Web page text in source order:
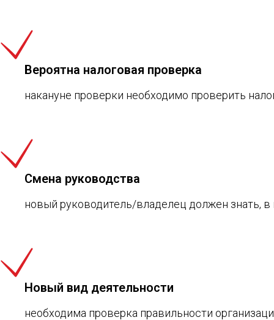
Вероятна налоговая проверка
накануне проверки необходимо проверить
Смена руководства
новый руководитель/владелец должен знать,
Новый вид деятельности
необходима проверка правильности